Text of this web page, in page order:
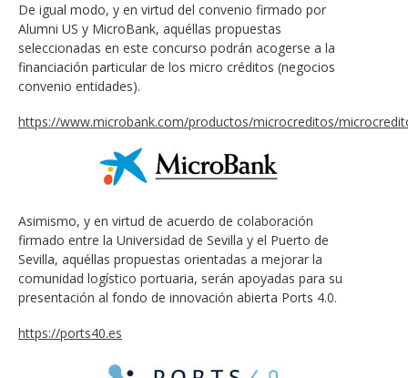
De igual modo, y en virtud del convenio firmado por
Alumni US y MicroBank, aquéllas propuestas
seleccionadas en este concurso podrán acogerse a la
financiación particular de los micro créditos (negocios
convenio entidades).
https://www.microbank.com/productos/microcreditos/
Asimismo, y en virtud de acuerdo de colaboración
firmado entre la Universidad de Sevilla y el Puerto de
Sevilla, aquéllas propuestas orientadas a mejorar la
comunidad logístico portuaria, serán apoyadas para su
presentación al fondo de innovación abierta Ports 4.0.
https://ports40.es